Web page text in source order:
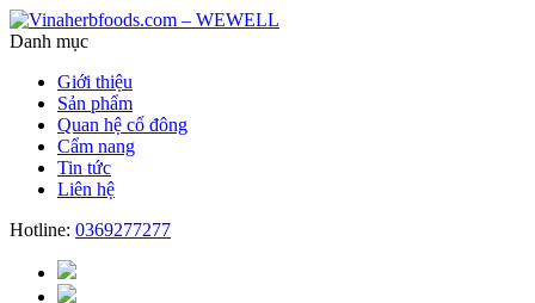
Danh mục
Giới thiệu
Sản phẩm
Quan hệ cổ đông
Cẩm nang
Tin tức
Liên hệ
Hotline: 0369277277